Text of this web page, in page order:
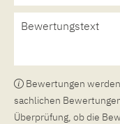
Bewertungen
sachlichen
Überprüfung, ob die